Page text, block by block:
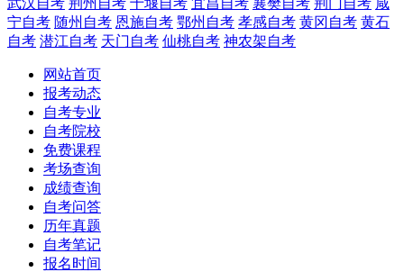
武汉自考 荆州自考 十堰自考 宜昌自考 襄樊自考 荆门自考 咸
宁自考 随州自考 恩施自考 鄂州自考 孝感自考 黄冈自考 黄石
自考 潜江自考 天门自考 仙桃自考 神农架自考
网站首页
报考动态
自考专业
自考院校
免费课程
考场查询
成绩查询
自考问答
历年真题
自考笔记
报名时间